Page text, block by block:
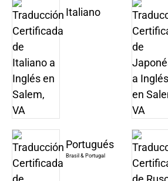
Italiano
Portugués
Brasil & Portugal